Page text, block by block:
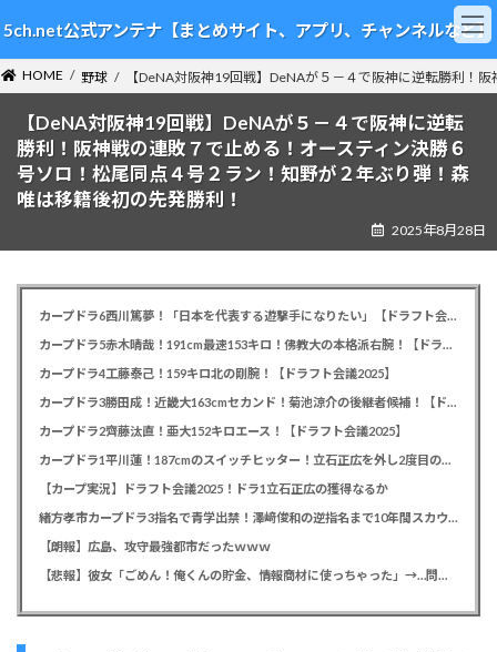
ン
テ
ン
ツ
ビ
ゲ
ー
シ
5ch.net公式アンテナ【まとめサイト、アプリ、チャンネルなど】
HOME 野球 【DeNA対阪神19回戦】DeNAが５－４で阪神に逆転勝利！
【DeNA対阪神19回戦】DeNAが５－４で阪神に逆転
勝利！阪神戦の連敗７で止める！オースティン決勝６
号ソロ！松尾同点４号２ラン！知野が２年ぶり弾！森
唯は移籍後初の先発勝利！
2025年8月28日
カープドラ6西川篤夢！「日本を代表する遊撃手になりたい」【ドラフト会議2025】
カープドラ5赤木晴哉！191cm最速153キロ！佛教大の本格派右腕！【ドラフト会議2025】
カープドラ4工藤泰己！159キロ北の剛腕！【ドラフト会議2025】
カープドラ3勝田成！近畿大163cmセカンド！菊池涼介の後継者候補！【ドラフト会議2025】
カープドラ2齊藤汰直！亜大152キロエース！【ドラフト会議2025】
カープドラ1平川蓮！187cmのスイッチヒッター！立石正広を外し2度目の重複も新井監督がクジを引き当てる！【ドラフト会議2025】
【カープ実況】ドラフト会議2025！ドラ1立石正広の獲得なるか
緒方孝市カープドラ3指名で青学出禁！澤﨑俊和の逆指名まで10年間スカウト出禁
【朗報】広島、攻守最強都市だったｗｗｗ
【悲報】彼女「ごめん！俺くんの貯金、情報商材に使っちゃった」→…問い詰めたらギャン泣きされたんだが俺が悪いのか？